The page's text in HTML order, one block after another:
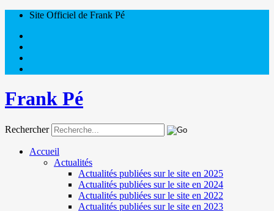
Site Officiel de Frank Pé
Frank Pé
Rechercher
Accueil
Actualités
Actualités publiées sur le site en 2025
Actualités publiées sur le site en 2024
Actualités publiées sur le site en 2022
Actualités publiées sur le site en 2023